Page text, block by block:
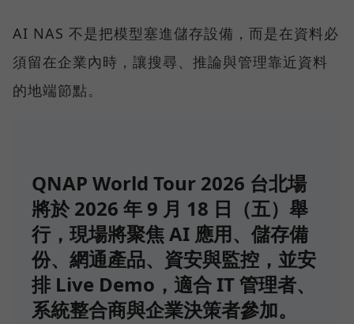
AI NAS 不是把模型塞進儲存設備，而是在資料必
須留在企業內時，讓搜尋、推論與管理靠近資料
的地端節點。
QNAP World Tour 2026 台北場
將於 2026 年 9 月 18 日（五）舉
行，現場將聚焦 AI 應用、儲存備
份、網通產品、資安與監控，並安
排 Live Demo，適合 IT 管理者、
系統整合商與企業決策者參加。